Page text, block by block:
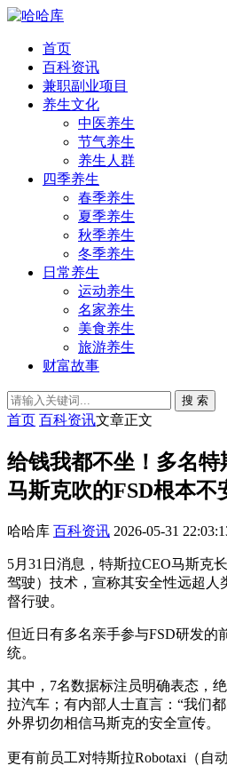
首页
百科资讯
兼职副业项目
养生文化
中医养生
节气养生
养生人群
四季养生
春季养生
夏季养生
秋季养生
冬季养生
日常养生
运动养生
名家养生
美食养生
旅游养生
财富故事
搜 索
首页 百科资讯文章正文
给钱我都不坐！多名特
马斯克吹的FSD根本不
哈哈库 百科资讯 2026-05-31
5月31日消息，特斯拉CEO马斯克
驾驶）技术，宣称其安全性远超人
督行驶。
但近日有多名亲手参与FSD研发的
统。
其中，7名数据标注员明确表态，
拉汽车；有内部人士直言：“我们
外界切勿相信马斯克的安全宣传。
更有前员工对特斯拉Robotaxi（自